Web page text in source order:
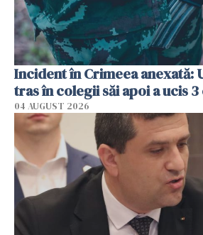
Incident în Crimeea anexată:
tras în colegii săi apoi a ucis
04 AUGUST 2026